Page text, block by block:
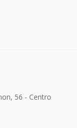
56 - Centro